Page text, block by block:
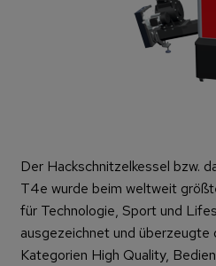
Der Hackschnitzelkessel bzw.
T4e wurde beim weltweit
für Technologie, Sport und
ausgezeichnet und überzeugte
Kategorien High Quality,